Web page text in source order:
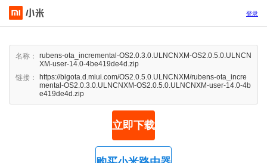
登录
名称：
rubens-ota_incremental-OS2.0.3.0.ULNCNXM-OS2.0.5.0.ULNCN
XM-user-14.0-4be419de4d.zip
链接：
https://bigota.d.miui.com/OS2.0.5.0.ULNCNXM/rubens-ota_incre
mental-OS2.0.3.0.ULNCNXM-OS2.0.5.0.ULNCNXM-user-14.0-4b
e419de4d.zip
立即下载